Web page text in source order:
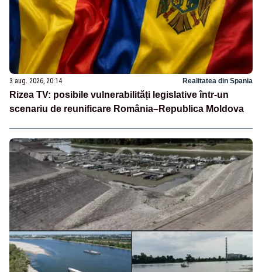
3 aug. 2026, 20:14 Realitatea din Spania
Rizea TV: posibile vulnerabilități legislative într-un
scenariu de reunificare România–Republica Moldova